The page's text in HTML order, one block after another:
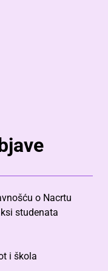
o Nacrtu
studenata
i škola